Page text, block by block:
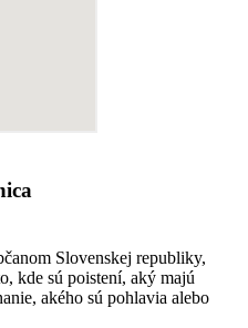
Slovenskej republiky,
kde sú poistení, aký majú
akého sú pohlavia alebo